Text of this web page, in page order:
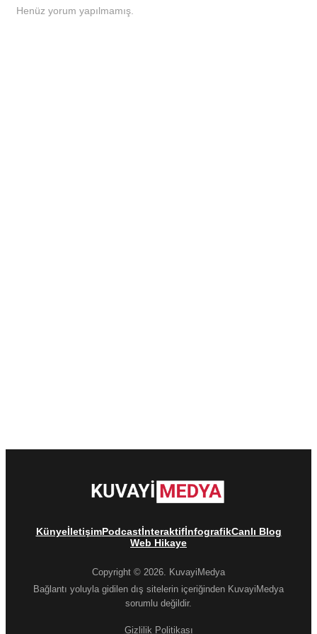
Henüz yorum yapılmamış.
KünyeİletişimPodcastİnteraktifİnfografikCanlı Blog
Web Hikaye
Copyright © 2026. KuvayiMedya
Bağlantı yoluyla gidilen dış sitelerin içeriğinden KuvayiMedya
sorumlu değildir.
Gizlilik Politikası